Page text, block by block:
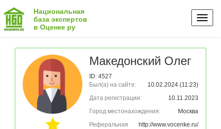
Национальная
база экспертов
в Оценке ру
Македонский Олег
ID: 4527
Был(а) на сайте:
10.02.2024 (11:23)
Дата регистрации:
10.11.2023
Город местонахождения:
Москва
Реферальная
http://www.vocenke.ru/